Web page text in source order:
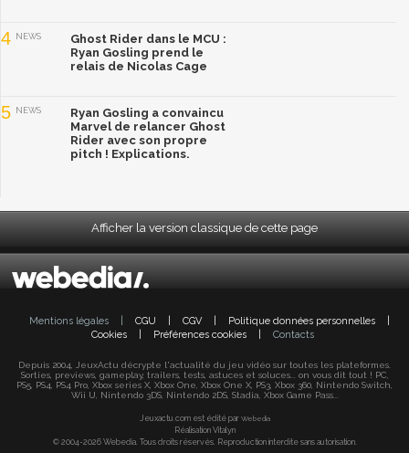
4 NEWS
Ghost Rider dans le MCU :
Ryan Gosling prend le
relais de Nicolas Cage
5 NEWS
Ryan Gosling a convaincu
Marvel de relancer Ghost
Rider avec son propre
pitch ! Explications.
Afficher la version classique de cette page
Mentions légales CGU CGV Politique données personnelles
Cookies
Préférences cookies Contacts
Depuis 2004, JeuxActu décrypte l'actualité du jeu vidéo sur toutes les plateformes.
Sorties, previews, gameplay, trailers, tests, astuces et soluces... on vous dit tout ! PC,
PS5, PS4, PS4 Pro, Xbox series X, Xbox One, Xbox One X, PS3, Xbox 360, Nintendo Switch,
Wii U, Nintendo 3DS, Nintendo 2DS, Stadia, Xbox Game Pass...
Jeuxactu.com est édité par Webedia
Réalisation Vitalyn
© 2004-2026 Webedia. Tous droits réservés. Reproduction interdite sans autorisation.